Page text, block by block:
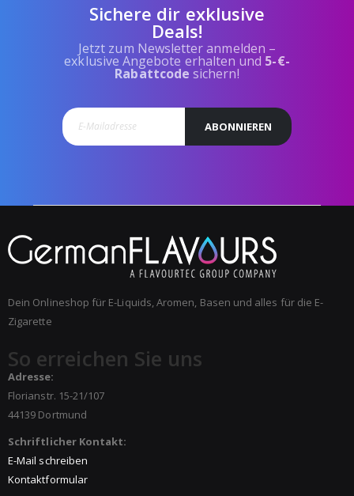
Sichere dir exklusive
Deals!
Jetzt zum Newsletter anmelden –
exklusive Angebote erhalten und 5-€-
Rabattcode sichern!
ABONNIEREN
Dein Onlineshop für E-Liquids, Aromen, Basen und alles für die E-
Zigarette
So erreichen Sie uns
Adresse:
Florianstr. 15-21/107
44139 Dortmund
Schriftlicher Kontakt:
E-Mail schreiben
Kontaktformular